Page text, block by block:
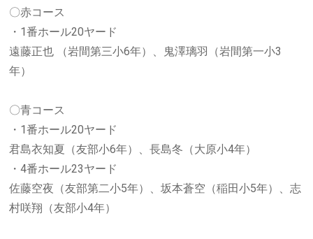
〇赤コース
・1番ホール20ヤード
遠藤正也 （岩間第三小6年）、鬼澤璃羽（岩間第一小3
年）
〇青コース
・1番ホール20ヤード
君島衣知夏（友部小6年）、長島冬（大原小4年）
・4番ホール23ヤード
佐藤空夜（友部第二小5年）、坂本蒼空（稲田小5年）、志
村咲翔（友部小4年）